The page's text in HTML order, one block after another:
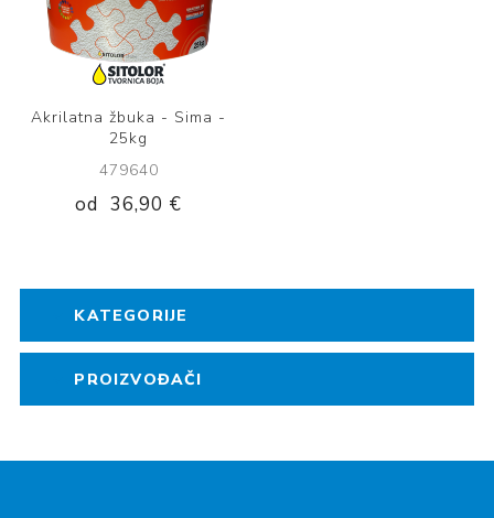
Akrilatna žbuka - Sima -
25kg
479640
od 36,90 €
KATEGORIJE
PROIZVOĐAČI